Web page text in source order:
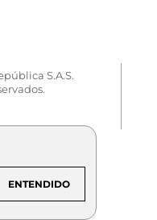
S.A.S.
ENTENDIDO